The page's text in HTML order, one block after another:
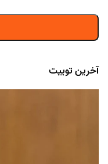
آخرین توییت